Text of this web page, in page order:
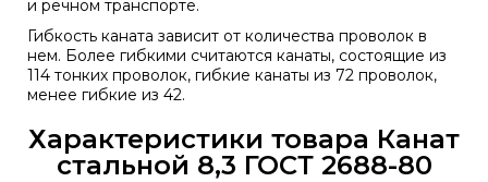
и речном транспорте.
Гибкость каната зависит от количества проволок в
нем. Более гибкими считаются канаты, состоящие из
114 тонких проволок, гибкие канаты из 72 проволок,
менее гибкие из 42.
Характеристики товара Канат
стальной 8,3 ГОСТ 2688-80